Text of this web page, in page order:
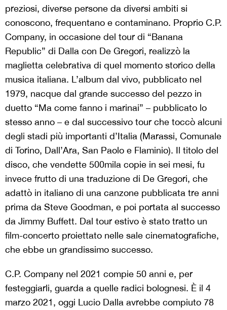
preziosi, diverse persone da diversi ambiti si
conoscono, frequentano e contaminano. Proprio C.P.
Company, in occasione del tour di “Banana
Republic” di Dalla con De Gregori, realizzò la
maglietta celebrativa di quel momento storico della
musica italiana. L’album dal vivo, pubblicato nel
1979, nacque dal grande successo del pezzo in
duetto “Ma come fanno i marinai” – pubblicato lo
stesso anno – e dal successivo tour che toccò alcuni
degli stadi più importanti d’Italia (Marassi, Comunale
di Torino, Dall’Ara, San Paolo e Flaminio). Il titolo del
disco, che vendette 500mila copie in sei mesi, fu
invece frutto di una traduzione di De Gregori, che
adattò in italiano di una canzone pubblicata tre anni
prima da Steve Goodman, e poi portata al successo
da Jimmy Buffett. Dal tour estivo è stato tratto un
film-concerto proiettato nelle sale cinematografiche,
che ebbe un grandissimo successo.
C.P. Company nel 2021 compie 50 anni e, per
festeggiarli, guarda a quelle radici bolognesi. È il 4
marzo 2021, oggi Lucio Dalla avrebbe compiuto 78